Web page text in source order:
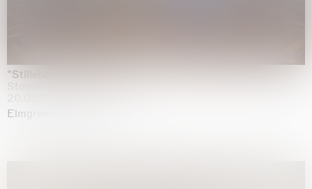
"Stilleben mit Gemüse”
Elmgreen & Dragset